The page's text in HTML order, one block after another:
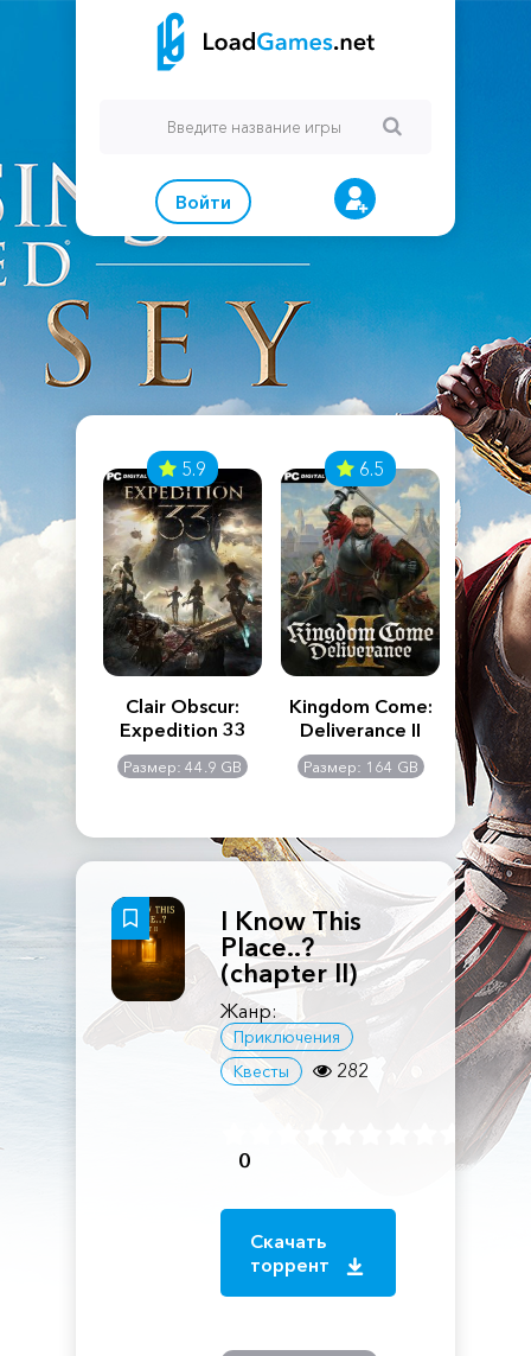
Войти
Creed
5.9
Clair Obscur:
Expedition 33
Размер: 44.9 GB
6.5
Kingdom Come:
Deliverance II
Размер: 164 GB
The
I Know This
Place..?
(chapter II)
Жанр:
Приключения
Квесты
282
0
Скачать
торрент